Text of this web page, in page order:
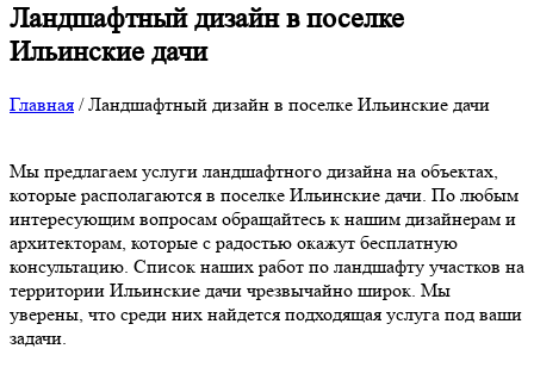
Ландшафтный дизайн в поселке
Ильинские дачи
Главная /Ландшафтный дизайн в поселке Ильинские дачи
Мы предлагаем услуги ландшафтного дизайна на объектах,
которые располагаются в поселке Ильинские дачи. По любым
интересующим вопросам обращайтесь к нашим дизайнерам и
архитекторам, которые с радостью окажут бесплатную
консультацию. Список наших работ по ландшафту участков на
территории Ильинские дачи чрезвычайно широк. Мы
уверены, что среди них найдется подходящая услуга под ваши
задачи.